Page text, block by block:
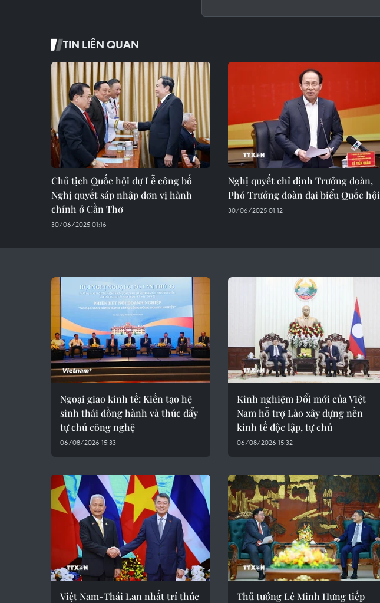
TIN LIÊN QUAN
Chủ tịch Quốc hội dự Lễ công bố
Nghị quyết sáp nhập đơn vị hành
chính ở Cần Thơ
30/06/2025 01:16
Nghị quyết chỉ định Trưởng đoàn,
Phó Trưởng đoàn đại biểu Quốc hội
30/06/2025 01:12
Ngoại giao kinh tế: Kiến tạo hệ
sinh thái đồng hành và thúc đẩy
tự chủ công nghệ
06/08/2026 15:33
Kinh nghiệm Đổi mới của Việt
Nam hỗ trợ Lào xây dựng nền
kinh tế độc lập, tự chủ
06/08/2026 15:32
Việt Nam-Thái Lan nhất trí thúc
Thủ tướng Lê Minh Hưng tiếp